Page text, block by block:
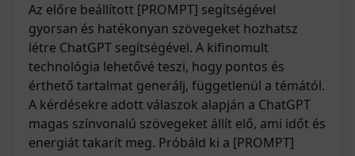
Az előre beállított [PROMPT] segítségével
gyorsan és hatékonyan szövegeket hozhatsz
létre ChatGPT segítségével. A kifinomult
technológia lehetővé teszi, hogy pontos és
érthető tartalmat generálj, függetlenül a témától.
A kérdésekre adott válaszok alapján a ChatGPT
magas színvonalú szövegeket állít elő, ami időt és
energiát takarít meg. Próbáld ki a [PROMPT]